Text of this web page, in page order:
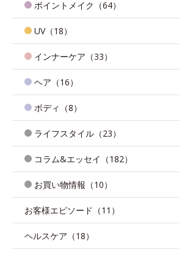
ポイントメイク（64）
UV（18）
インナーケア（33）
ヘア（16）
ボディ（8）
ライフスタイル（23）
コラム&エッセイ（182）
お買い物情報（10）
お客様エピソード（11）
ヘルスケア（18）